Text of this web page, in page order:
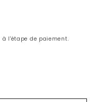
à l'étape de paiement.